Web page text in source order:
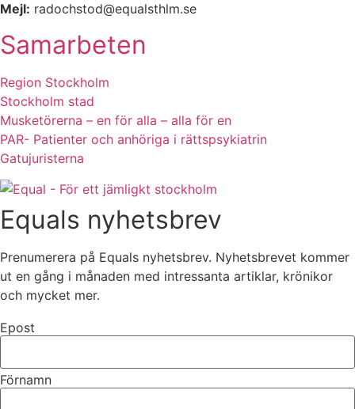
Mejl: radochstod@equalsthlm.se
Samarbeten
Region Stockholm
Stockholm stad
Musketörerna – en för alla – alla för en
PAR- Patienter och anhöriga i rättspsykiatrin
Gatujuristerna
Equals nyhetsbrev
Prenumerera på Equals nyhetsbrev. Nyhetsbrevet kommer
ut en gång i månaden med intressanta artiklar, krönikor
och mycket mer.
Epost
Förnamn